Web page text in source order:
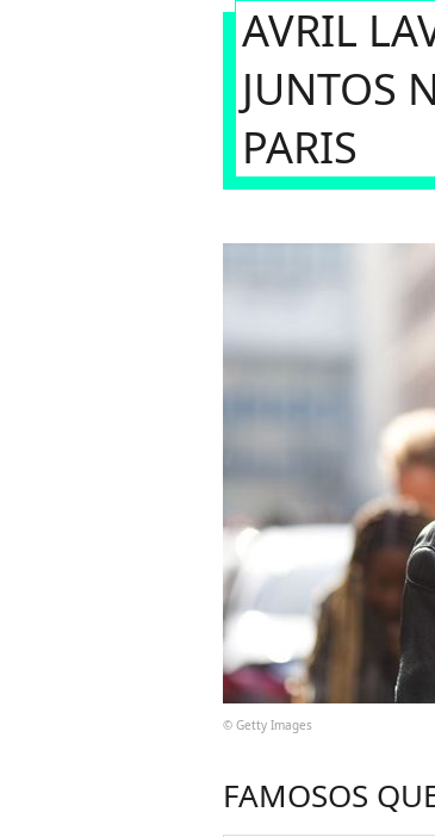
AVRIL
JUNTOS
PARIS
© Getty Images
FAMOSOS